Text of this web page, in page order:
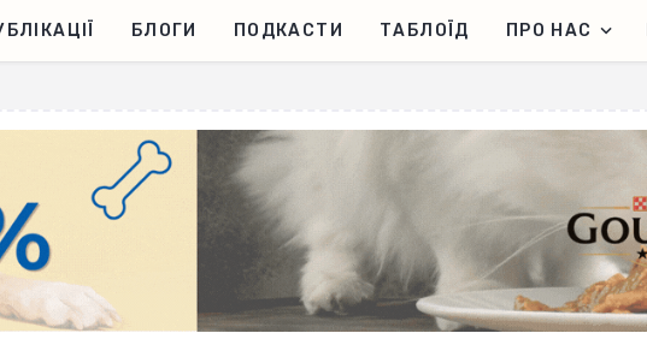
БЛОГИ ПОДКАСТИ ТАБЛОЇД ПРО НАС